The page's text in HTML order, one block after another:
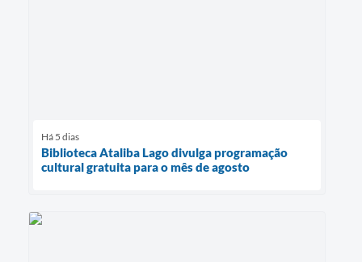
Há 5 dias
Biblioteca Ataliba Lago divulga programação
cultural gratuita para o mês de agosto